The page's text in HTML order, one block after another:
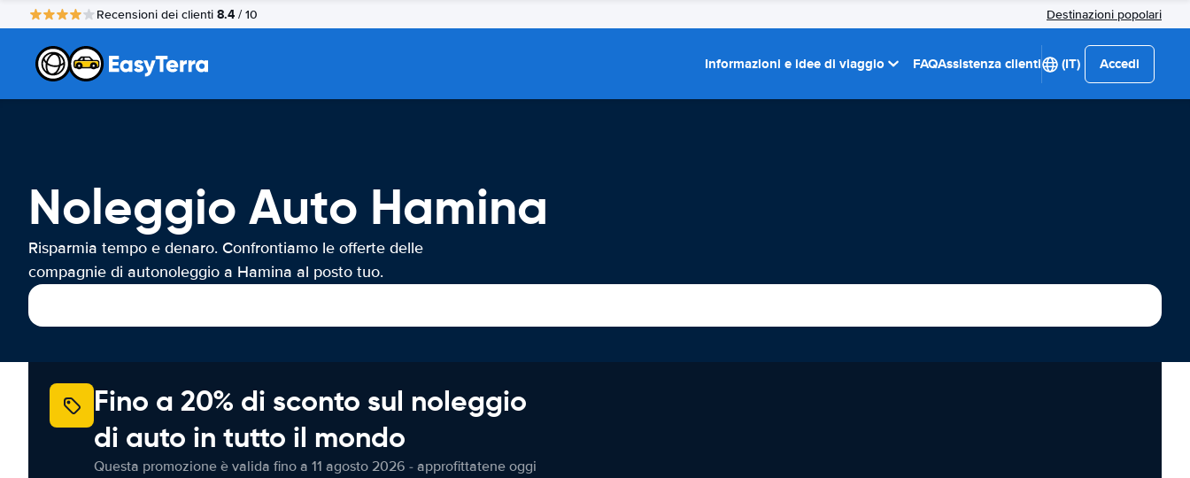
Recensioni dei clienti 8.4 / 10 Destinazioni popolari
Informazioni e idee di viaggio FAQAssistenza clienti (IT) Accedi
Noleggio Auto Hamina
Risparmia tempo e denaro. Confrontiamo le offerte delle
compagnie di autonoleggio a Hamina al posto tuo.
Fino a 20% di sconto sul noleggio
di auto in tutto il mondo
Questa promozione è valida fino a 11 agosto 2026 - approfittatene oggi